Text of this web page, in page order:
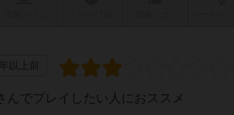
以上前
んでプレイしたい人におススメ